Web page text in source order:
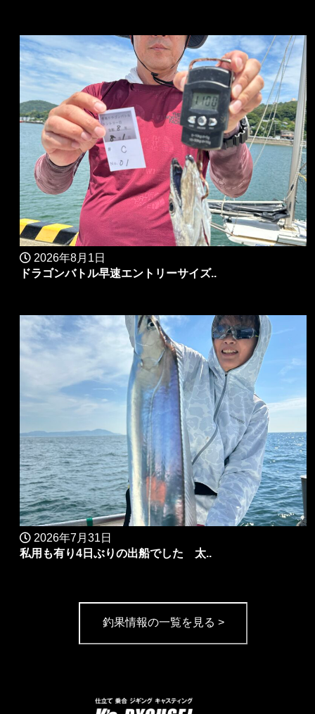
2026年8月1日
ドラゴンバトル早速エントリーサイズ..
2026年7月31日
私用も有り4日ぶりの出船でした 太..
釣果情報の一覧を見る >